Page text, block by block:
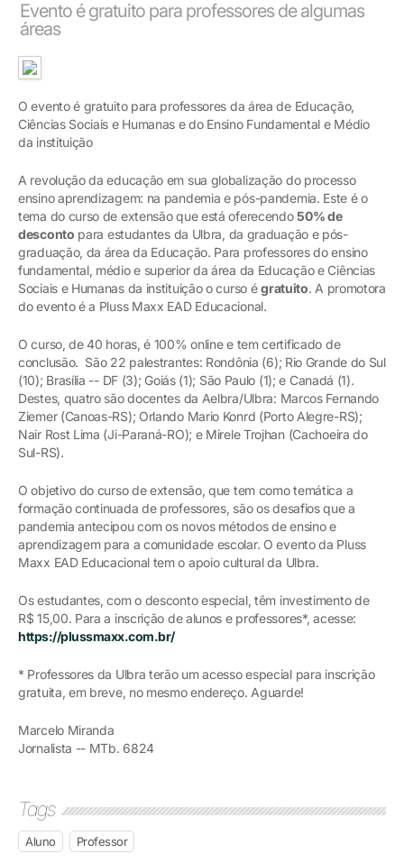
Evento é gratuito para professores de algumas
áreas
O evento é gratuito para professores da área de Educação,
Ciências Sociais e Humanas e do Ensino Fundamental e Médio
da instituição
A revolução da educação em sua globalização do processo
ensino aprendizagem: na pandemia e pós-pandemia. Este é o
tema do curso de extensão que está oferecendo50% de
desconto para estudantes da Ulbra, da graduação e pós-
graduação, da área da Educação. Para professores do ensino
fundamental, médio e superior da área da Educação e Ciências
Sociais e Humanas da instituição o curso égratuito. A promotora
do evento é a Pluss Maxx EAD Educacional.
O curso, de 40 horas, é 100% online e tem certificado de
conclusão. São 22 palestrantes: Rondônia (6); Rio Grande do Sul
(10); Brasília -- DF (3); Goiás (1); São Paulo (1); e Canadá (1).
Destes, quatro são docentes da Aelbra/Ulbra: Marcos Fernando
Ziemer (Canoas-RS); Orlando Mario Konrd (Porto Alegre-RS);
Nair Rost Lima (Ji-Paraná-RO); e Mirele Trojhan (Cachoeira do
Sul-RS).
O objetivo do curso de extensão, que tem como temática a
formação continuada de professores, são os desafios que a
pandemia antecipou com os novos métodos de ensino e
aprendizagem para a comunidade escolar. O evento da Pluss
Maxx EAD Educacional tem o apoio cultural da Ulbra.
Os estudantes, com o desconto especial, têm investimento de
R$ 15,00. Para a inscrição de alunos e professores*, acesse:
https://plussmaxx.com.br/
* Professores da Ulbra terão um acesso especial para inscrição
gratuita, em breve, no mesmo endereço. Aguarde!
Marcelo Miranda
Jornalista -- MTb. 6824
Tags
Aluno Professor